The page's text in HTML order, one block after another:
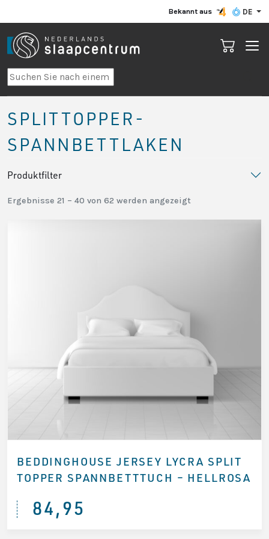
Bekannt aus DE
SPLITTOPPER-
SPANNBETTLAKEN
Produktfilter
Ergebnisse 21 – 40 von 62 werden angezeigt
BEDDINGHOUSE JERSEY LYCRA SPLIT
TOPPER SPANNBETTTUCH – HELLROSA
84,95